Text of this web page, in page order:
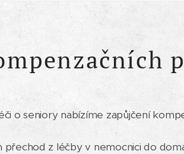
o seniory nabízíme zapůjčení
přechod z léčby v nemocnici do